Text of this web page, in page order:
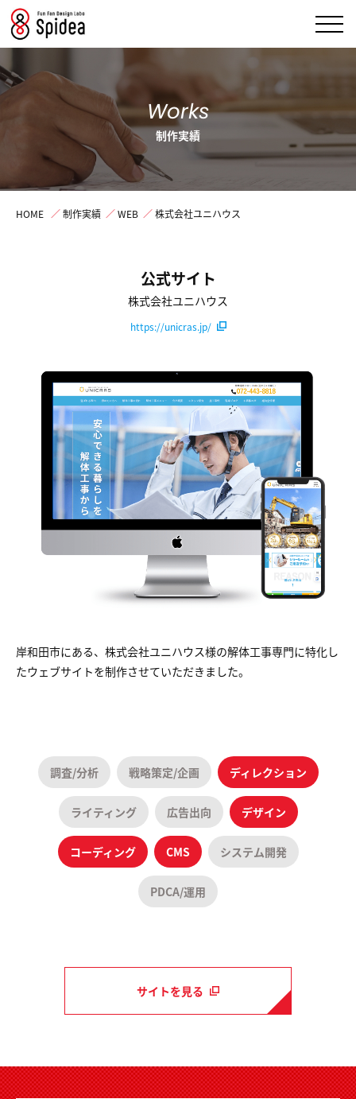
Works
制作実績
HOME ／制作実績 ／WEB ／株式会社ユニハウス
公式サイト
株式会社ユニハウス
https://unicras.jp/
岸和田市にある、株式会社ユニハウス様の解体工事専門に特化し
たウェブサイトを制作させていただきました。
調査/分析 戦略策定/企画 ディレクション
ライティング 広告出向 デザイン
コーディング CMS システム開発
PDCA/運用
サイトを見る